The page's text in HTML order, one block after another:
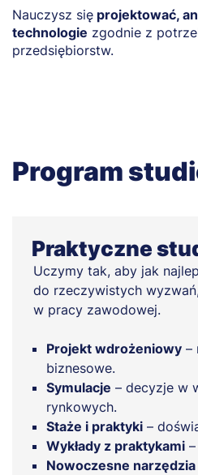
Nauczysz się projektować,
technologie zgodnie z
przedsiębiorstw.
Program
Praktyczne
Uczymy tak, aby jak
do rzeczywistych
w pracy zawodowej.
Projekt wdrożeniowy –
biznesowe.
Symulacje – decyzje w
rynkowych.
Staże i praktyki –
Wykłady z praktykami
Nowoczesne narzędzia